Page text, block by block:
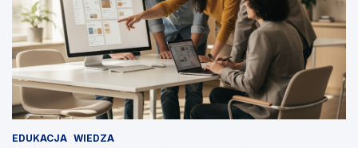
EDUKACJA WIEDZA